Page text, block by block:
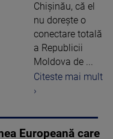
Chişinău, că el
nu doreşte o
conectare totală
a Republicii
Moldova de ...
Citeste mai mult
›
Europeană care